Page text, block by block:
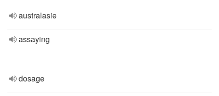
australasie
assaying
dosage